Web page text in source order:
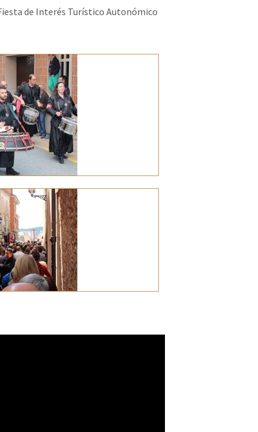
de Interés Turístico Autonómico